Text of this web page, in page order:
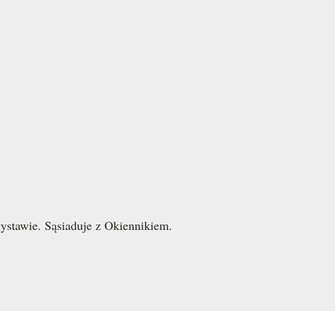
Sąsiaduje z Okiennikiem.